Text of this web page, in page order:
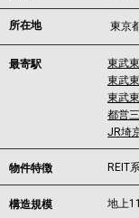
所在地 東京
最寄駅 東武
東武
東武
都営
JR埼
物件特徴 REIT
構造規模 地上